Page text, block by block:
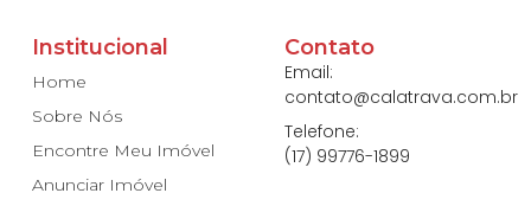
Institucional
Home
Sobre Nós
Encontre Meu Imóvel
Anunciar Imóvel
Contato
Email:
contato@calatrava.com.br
Telefone:
(17) 99776-1899